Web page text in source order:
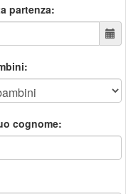
partenza:
cognome: